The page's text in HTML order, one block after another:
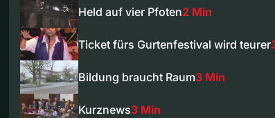
Held auf vier Pfoten2 Min
Ticket fürs Gurtenfestival wird teurer
Bildung braucht Raum3 Min
Kurznews3 Min